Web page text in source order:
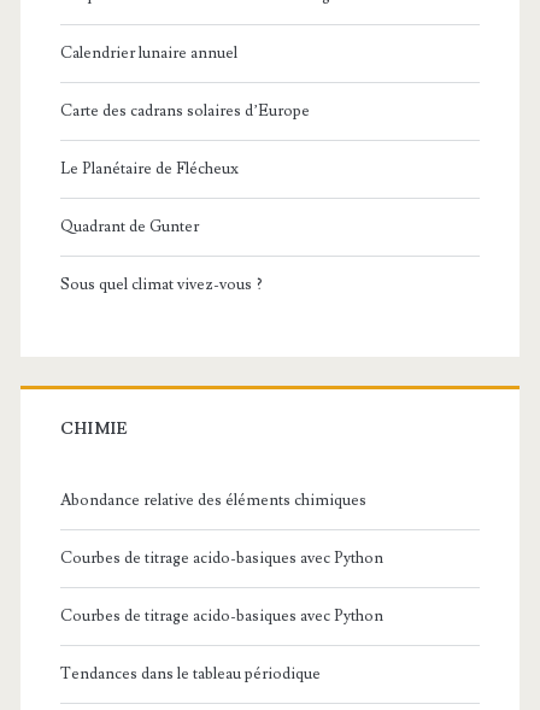
Calendrier lunaire annuel
Carte des cadrans solaires d’Europe
Le Planétaire de Flécheux
Quadrant de Gunter
Sous quel climat vivez-vous ?
CHIMIE
Abondance relative des éléments chimiques
Courbes de titrage acido-basiques avec Python
Courbes de titrage acido-basiques avec Python
Tendances dans le tableau périodique